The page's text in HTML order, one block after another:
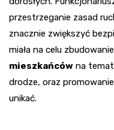
przestrzeganie zasad
znacznie zwiększyć
miała na celu zbudowanie
mieszkańców na
drodze, oraz
unikać.